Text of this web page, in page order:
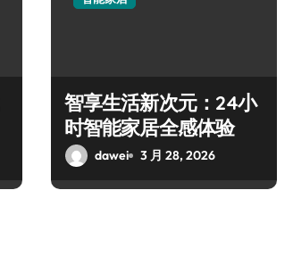
智享生活新次元：24小
时智能家居全感体验
dawei 3 月 28, 2026